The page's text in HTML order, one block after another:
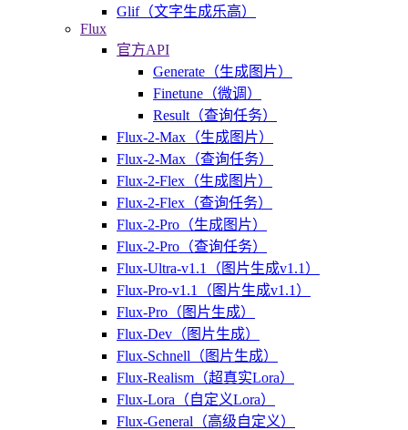
Glif（文字生成乐高）
Flux
官方API
Generate（生成图片）
Finetune（微调）
Result（查询任务）
Flux-2-Max（生成图片）
Flux-2-Max（查询任务）
Flux-2-Flex（生成图片）
Flux-2-Flex（查询任务）
Flux-2-Pro（生成图片）
Flux-2-Pro（查询任务）
Flux-Ultra-v1.1（图片生成v1.1）
Flux-Pro-v1.1（图片生成v1.1）
Flux-Pro（图片生成）
Flux-Dev（图片生成）
Flux-Schnell（图片生成）
Flux-Realism（超真实Lora）
Flux-Lora（自定义Lora）
Flux-General（高级自定义）